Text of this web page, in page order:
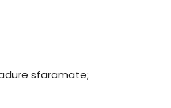
sfaramate;